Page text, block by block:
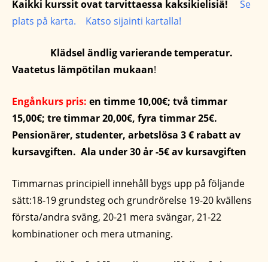
Kaikki kurssit ovat tarvittaessa kaksikielisiä! Se
plats på karta. Katso sijainti kartalla!
Klädsel ändligvarierandetemperatur.
Vaatetus lämpötilan mukaan!
Engånkurs pris: en timme 10,00€; två timmar
15,00€; tre timmar 20,00€, fyra timmar 25€.
Pensionärer, studenter, arbetslösa 3 € rabatt av
kursavgiften. Ala under 30 år -5€ av kursavgiften
Timmarnas principiell innehåll bygs upp på följande
sätt:18-19 grundsteg och grundrörelse 19-20 kvällens
första/andra sväng, 20-21 mera svängar, 21-22
kombinationer och mera utmaning.